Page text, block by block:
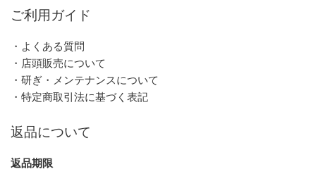
ご利用ガイド
・よくある質問
・店頭販売について
・研ぎ・メンテナンスについて
・特定商取引法に基づく表記
返品について
返品期限